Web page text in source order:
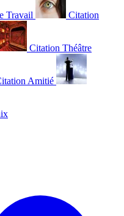
Travail Citation
Citation Théâtre
Amitié